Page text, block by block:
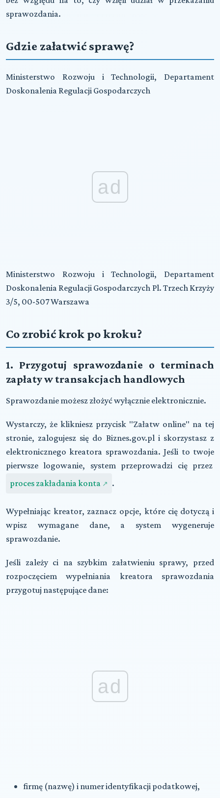
sprawozdania.
Gdzie załatwić sprawę?
Ministerstwo Rozwoju i Technologii, Departament
Doskonalenia Regulacji Gospodarczych
ad
Ministerstwo Rozwoju i Technologii, Departament
Doskonalenia Regulacji Gospodarczych Pl. Trzech Krzyży
3/5, 00-507 Warszawa
Co zrobić krok po kroku?
1. Przygotuj sprawozdanie o terminach
zapłaty w transakcjach handlowych
Sprawozdanie możesz złożyć wyłącznie elektronicznie.
Wystarczy, że klikniesz przycisk "Załatw online" na tej
stronie, zalogujesz się do Biznes.gov.pl i skorzystasz z
elektronicznego kreatora sprawozdania. Jeśli to twoje
pierwsze logowanie, system przeprowadzi cię przez
proces zakładania konta
.
Wypełniając kreator, zaznacz opcje, które cię dotyczą i
wpisz wymagane dane, a system wygeneruje
sprawozdanie.
Jeśli zależy ci na szybkim załatwieniu sprawy, przed
rozpoczęciem wypełniania kreatora sprawozdania
przygotuj następujące dane:
ad
firmę (nazwę) i numer identyfikacji podatkowej,